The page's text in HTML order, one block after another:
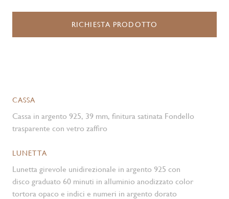
RICHIESTA PRODOTTO
CASSA
Cassa in argento 925, 39 mm, finitura satinata Fondello
trasparente con vetro zaffiro
LUNETTA
Lunetta girevole unidirezionale in argento 925 con
disco graduato 60 minuti in alluminio anodizzato color
tortora opaco e indici e numeri in argento dorato